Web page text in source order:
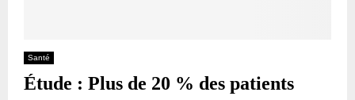
Santé
Étude : Plus de 20 % des patients